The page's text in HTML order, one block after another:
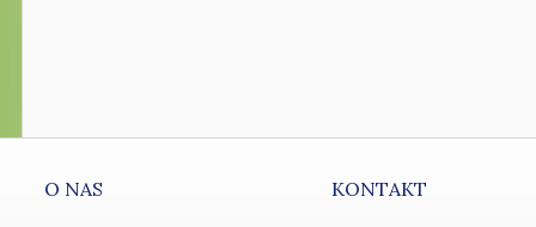
O NAS KONTAKT